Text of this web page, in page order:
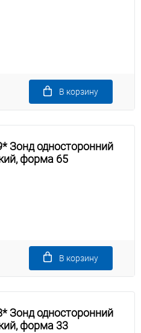
В корзину
Зонд односторонний
форма 65
В корзину
Зонд односторонний
форма 33